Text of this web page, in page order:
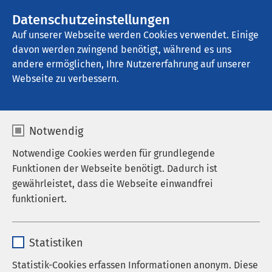
Datenschutzeinstellungen
Auf unserer Webseite werden Cookies verwendet. Einige
davon werden zwingend benötigt, während es uns
andere ermöglichen, Ihre Nutzererfahrung auf unserer
Webseite zu verbessern.
Notwendig
Notwendige Cookies werden für grundlegende
Funktionen der Webseite benötigt. Dadurch ist
gewährleistet, dass die Webseite einwandfrei
funktioniert.
Anbieter sgalinski
Statistiken
Statistik-Cookies erfassen Informationen anonym. Diese
AMEOS Klinikum Neustadt
Psychiatrie und
Psychotherapie
Menschen mit Anpassungsstörungen, akuten Krisen,
Persönlichkeitsstörungen, schizophrenen und
bipolaren Psychosen sowie Traumatisierungen und
Posttraumatischen Belastungsstörungen werden im
Haus 4 unseres Klinikums psychiatrisch-